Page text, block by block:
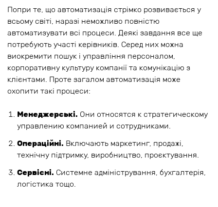
Попри те, що автоматизація стрімко розвивається у
всьому світі, наразі неможливо повністю
автоматизувати всі процеси. Деякі завдання все ще
потребують участі керівників. Серед них можна
виокремити пошук і управління персоналом,
корпоративну культуру компанії та комунікацію з
клієнтами. Проте загалом автоматизація може
охопити такі процеси:
Менеджерські. Они относятся к стратегическому
управлению компанией и сотрудниками.
Операційні. Включають маркетинг, продажі,
технічну підтримку, виробництво, проєктування.
Сервісні. Системне адміністрування, бухгалтерія,
логістика тощо.